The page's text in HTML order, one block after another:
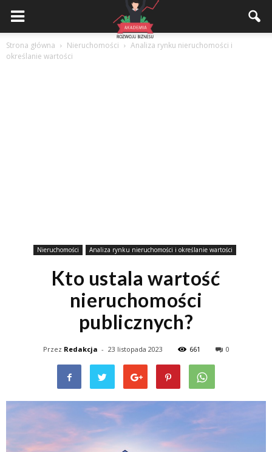
Akademiarozwojubiznesu.pl
Strona główna Nieruchomości
Analiza rynku nieruchomości i
określanie wartości
Nieruchomości Analiza rynku nieruchomości i określanie wartości
Kto ustala wartość
nieruchomości
publicznych?
Przez Redakcja - 23 listopada 2023 661 0